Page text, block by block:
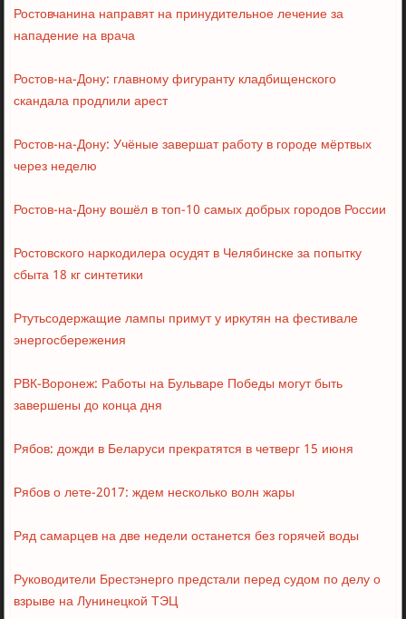
Ростовчанина направят на принудительное лечение за
нападение на врача
Ростов-на-Дону: главному фигуранту кладбищенского
скандала продлили арест
Ростов-на-Дону: Учёные завершат работу в городе мёртвых
через неделю
Ростов-на-Дону вошёл в топ-10 самых добрых городов России
Ростовского наркодилера осудят в Челябинске за попытку
сбыта 18 кг синтетики
Ртутьсодержащие лампы примут у иркутян на фестивале
энергосбережения
РВК-Воронеж: Работы на Бульваре Победы могут быть
завершены до конца дня
Рябов: дожди в Беларуси прекратятся в четверг 15 июня
Рябов о лете-2017: ждем несколько волн жары
Ряд самарцев на две недели останется без горячей воды
Руководители Брестэнерго предстали перед судом по делу о
взрыве на Лунинецкой ТЭЦ